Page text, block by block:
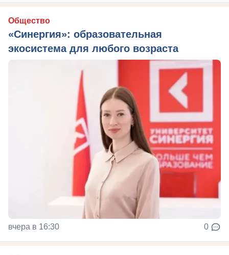
Общество
«Синергия»: образовательная
экосистема для любого возраста
вчера в 16:30 0